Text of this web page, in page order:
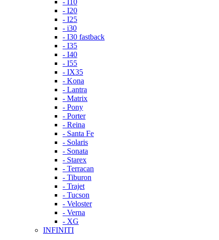
- I10
- I20
- I25
- i30
- I30 fastback
- I35
- I40
- I55
- IX35
- Kona
- Lantra
- Matrix
- Pony
- Porter
- Reina
- Santa Fe
- Solaris
- Sonata
- Starex
- Terracan
- Tiburon
- Trajet
- Tucson
- Veloster
- Verna
- XG
INFINITI